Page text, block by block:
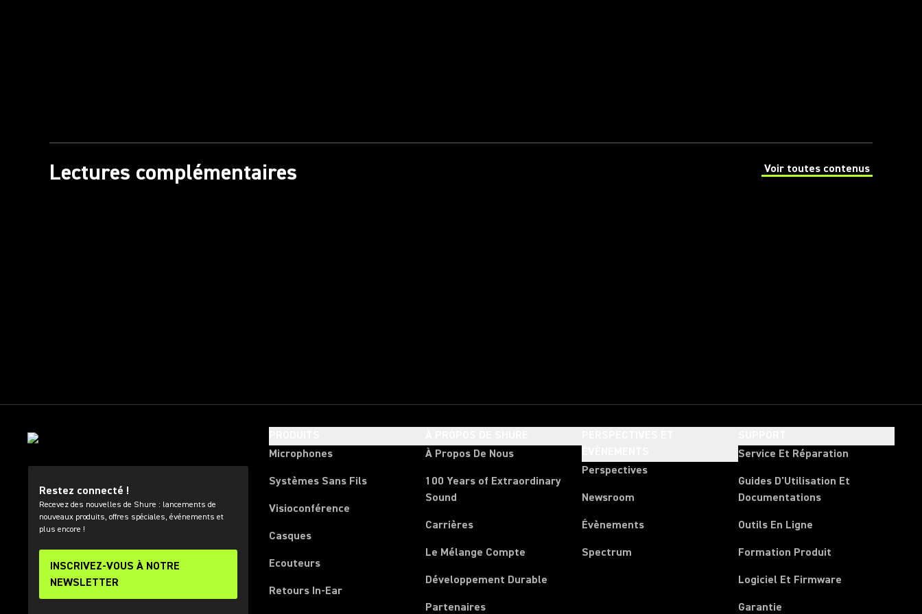
Lectures complémentaires Voir toutes contenus
(Opens in a new tab)
Restez connecté !
Recevez des nouvelles de Shure : lancements de
nouveaux produits, offres spéciales, événements et
plus encore !
INSCRIVEZ-VOUS À NOTRE
NEWSLETTER
Microphones
Systèmes Sans Fils
Visioconférence
Casques
Ecouteurs
Retours In-Ear
À Propos De Nous
100 Years of Extraordinary
Sound
Carrières
Le Mélange Compte
Développement Durable
Partenaires
Perspectives
Newsroom
Évènements
Spectrum
Service Et Réparation
Guides D'Utilisation Et
Documentations
Outils En Ligne
Formation Produit
Logiciel Et Firmware
Garantie